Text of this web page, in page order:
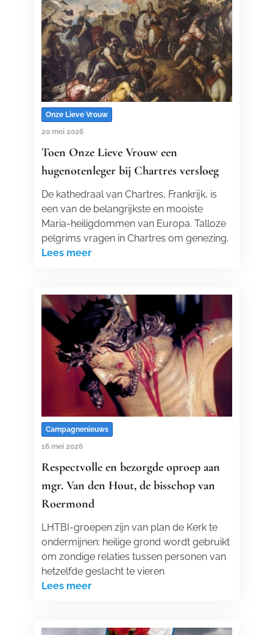
Onze Lieve Vrouw
20 mei 2026
Toen Onze Lieve Vrouw een
hugenotenleger bij Chartres versloeg
De kathedraal van Chartres, Frankrijk, is
een van de belangrijkste en mooiste
Maria-heiligdommen van Europa. Talloze
pelgrims vragen in Chartres om genezing.
Lees meer
Campagnenieuws
16 mei 2026
Respectvolle en bezorgde oproep aan
mgr. Van den Hout, de bisschop van
Roermond
LHTBI-groepen zijn van plan de Kerk te
ondermijnen: heilige grond wordt gebruikt
om zondige relaties tussen personen van
hetzelfde geslacht te vieren
Lees meer